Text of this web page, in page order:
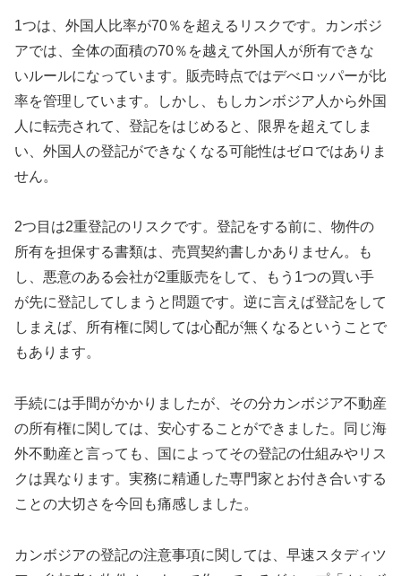
1つは、外国人比率が70％を超えるリスクです。カンボジ
アでは、全体の面積の70％を越えて外国人が所有できな
いルールになっています。販売時点ではデべロッパーが比
率を管理しています。しかし、もしカンボジア人から外国
人に転売されて、登記をはじめると、限界を超えてしま
い、外国人の登記ができなくなる可能性はゼロではありま
せん。
2つ目は2重登記のリスクです。登記をする前に、物件の
所有を担保する書類は、売買契約書しかありません。も
し、悪意のある会社が2重販売をして、もう1つの買い手
が先に登記してしまうと問題です。逆に言えば登記をして
しまえば、所有権に関しては心配が無くなるということで
もあります。
手続には手間がかかりましたが、その分カンボジア不動産
の所有権に関しては、安心することができました。同じ海
外不動産と言っても、国によってその登記の仕組みやリス
クは異なります。実務に精通した専門家とお付き合いする
ことの大切さを今回も痛感しました。
カンボジアの登記の注意事項に関しては、早速スタディツ